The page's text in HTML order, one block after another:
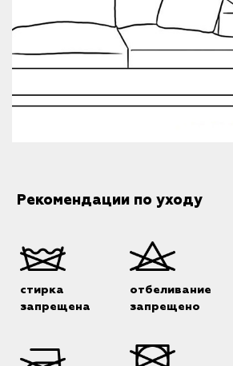
Рекомендации по уходу
стирка
запрещена
отбеливание
запрещено